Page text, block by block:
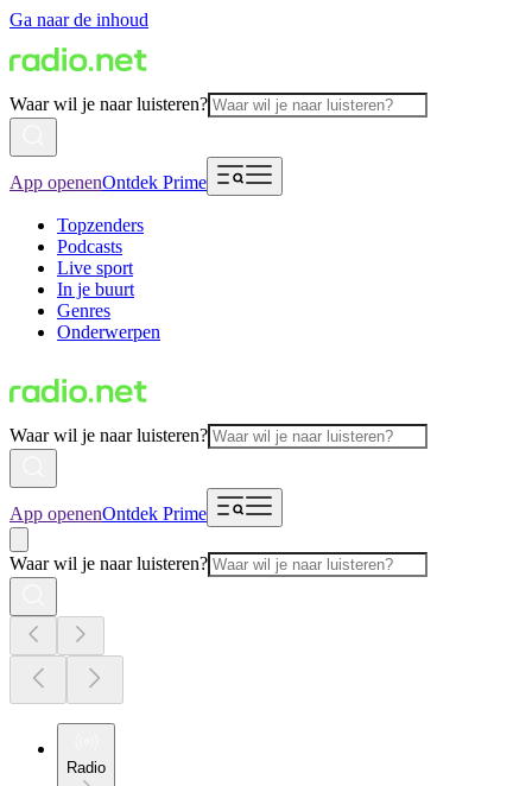
Ga naar de inhoud
Waar wil je naar luisteren?
App openenOntdek Prime
Topzenders
Podcasts
Live sport
In je buurt
Genres
Onderwerpen
Waar wil je naar luisteren?
App openenOntdek Prime
Waar wil je naar luisteren?
Radio